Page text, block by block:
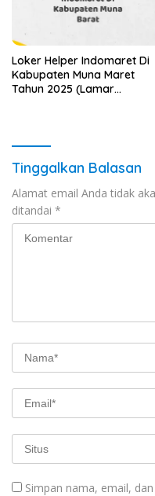
Loker Helper Indomaret Di
Kabupaten Muna Maret
Tahun 2025 (Lamar
Tinggalkan Balasan
Alamat email Anda tidak
ditandai *
Simpan nama, email,